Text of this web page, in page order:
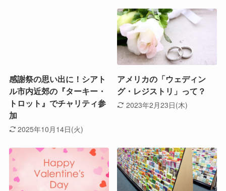
感謝祭の思い出に！シアト
ル市内近郊の『ターキー・
トロット』でチャリティ参
加
2025年10月14日(火)
アメリカの「ウェディン
グ・レジストリ」って？
2023年2月23日(木)